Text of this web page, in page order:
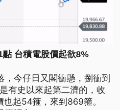
台積電股價起欲8%
，今仔日又閣衝懸，捌衝到
有史以來起第二濟的，收
起54箍，來到869箍。